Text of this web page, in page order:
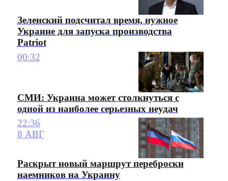
Зеленский подсчитал время, нужное
Украине для запуска производства
Patriot
00:32
СМИ: Украина может столкнуться с
одной из наиболее серьезных неудач
22:36
8 АВГ
Раскрыт новый маршрут переброски
наемников на Украину